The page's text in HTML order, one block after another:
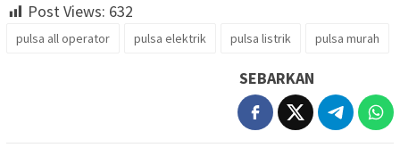
Post Views: 632
pulsa all operator pulsa elektrik pulsa listrik pulsa murah
SEBARKAN